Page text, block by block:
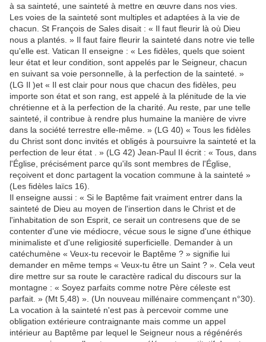
à sa sainteté, une sainteté à mettre en œuvre dans nos vies.
Les voies de la sainteté sont multiples et adaptées à la vie de
chacun. St François de Sales disait : « Il faut fleurir là où Dieu
nous a plantés. » Il faut faire fleurir la sainteté dans notre vie telle
qu'elle est. Vatican II enseigne : « Les fidèles, quels que soient
leur état et leur condition, sont appelés par le Seigneur, chacun
en suivant sa voie personnelle, à la perfection de la sainteté. »
(LG Il )et « Il est clair pour nous que chacun des fidèles, peu
importe son état et son rang, est appelé à la plénitude de la vie
chrétienne et à la perfection de la charité. Au reste, par une telle
sainteté, il contribue à rendre plus humaine la manière de vivre
dans la société terrestre elle-même. » (LG 40) « Tous les fidèles
du Christ sont donc invités et obligés à poursuivre la sainteté et la
perfection de leur état . » (LG 42) Jean-Paul II écrit : « Tous, dans
l'Église, précisément parce qu'ils sont membres de l'Église,
reçoivent et donc partagent la vocation commune à la sainteté »
(Les fidèles laïcs 16).
Il enseigne aussi : « Si le Baptême fait vraiment entrer dans la
sainteté de Dieu au moyen de l'insertion dans le Christ et de
l'inhabitation de son Esprit, ce serait un contresens que de se
contenter d'une vie médiocre, vécue sous le signe d'une éthique
minimaliste et d'une religiosité superficielle. Demander à un
catéchumène « Veux-tu recevoir le Baptême ? » signifie lui
demander en même temps « Veux-tu être un Saint ? ». Cela veut
dire mettre sur sa route le caractère radical du discours sur la
montagne : « Soyez parfaits comme notre Père céleste est
parfait. » (Mt 5,48) ». (Un nouveau millénaire commençant n°30).
La vocation à la sainteté n'est pas à percevoir comme une
obligation extérieure contraignante mais comme un appel
intérieur au Baptême par lequel le Seigneur nous a régénérés